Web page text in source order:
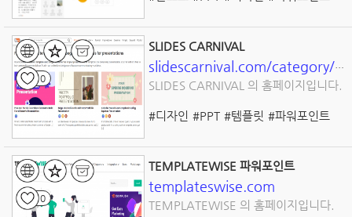
SLIDES CARNIVAL
slidescarnival.com/category/free-templates
SLIDES CARNIVAL 의 홈페이지입니다.
#디자인 #PPT #템플릿 #파워포인트
0
TEMPLATEWISE 파워포인트
templateswise.com
TEMPLATEWISE 의 홈페이지입니다.
0